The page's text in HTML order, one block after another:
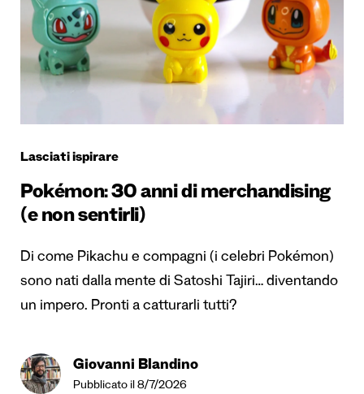
Lasciati ispirare
Pokémon: 30 anni di merchandising
(e non sentirli)
Di come Pikachu e compagni (i celebri Pokémon)
sono nati dalla mente di Satoshi Tajiri… diventando
un impero. Pronti a catturarli tutti?
Giovanni Blandino
Pubblicato il 8/7/2026